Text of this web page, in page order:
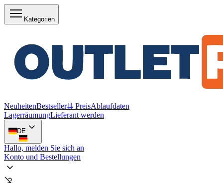
Kategorien
NeuheitenBestseller⇊ PreisAblaufdaten
LagerräumungLieferant werden
DE
Hallo, melden Sie sich an
Konto und Bestellungen